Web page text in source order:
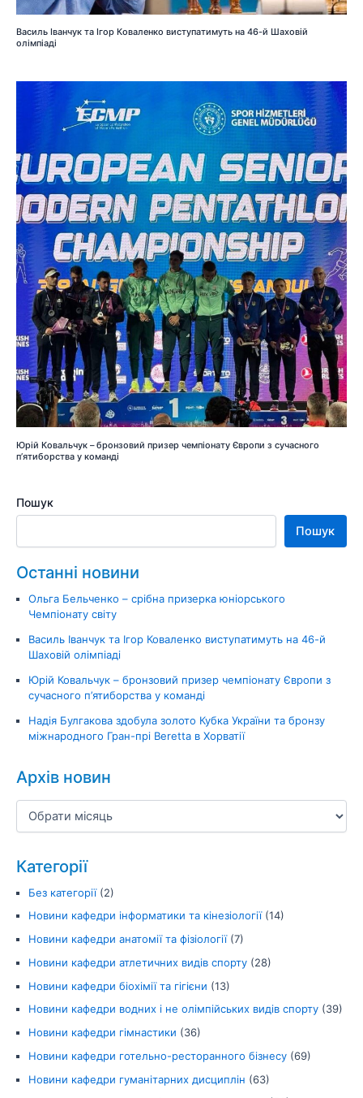
Василь Іванчук та Ігор Коваленко виступатимуть на 46-й Шаховій
олімпіаді
Юрій Ковальчук – бронзовий призер чемпіонату Європи з сучасного
п’ятиборства у команді
Пошук
Пошук
Останні новини
Ольга Бельченко – срібна призерка юніорського
Чемпіонату світу
Василь Іванчук та Ігор Коваленко виступатимуть на 46-й
Шаховій олімпіаді
Юрій Ковальчук – бронзовий призер чемпіонату Європи з
сучасного п’ятиборства у команді
Надія Булгакова здобула золото Кубка України та бронзу
міжнародного Гран-прі Beretta в Хорватії
Архів новин
Категорії
Без категорії(2)
Новини кафедри інформатики та кінезіології(14)
Новини кафедри анатомії та фізіології(7)
Новини кафедри атлетичних видів спорту (28)
Новини кафедри біохімії та гігієни (13)
Новини кафедри водних і не олімпійських видів спорту (39)
Новини кафедри гімнастики (36)
Новини кафедри готельно-ресторанного бізнесу (69)
Новини кафедри гуманітарних дисциплін (63)